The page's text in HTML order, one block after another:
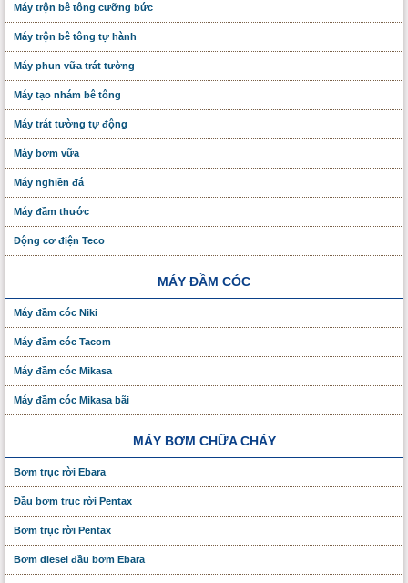
Máy trộn bê tông cưỡng bức
Máy trộn bê tông tự hành
Máy phun vữa trát tường
Máy tạo nhám bê tông
Máy trát tường tự động
Máy bơm vữa
Máy nghiền đá
Máy đầm thước
Động cơ điện Teco
MÁY ĐẦM CÓC
Máy đầm cóc Niki
Máy đầm cóc Tacom
Máy đầm cóc Mikasa
Máy đầm cóc Mikasa bãi
MÁY BƠM CHỮA CHÁY
Bơm trục rời Ebara
Đầu bơm trục rời Pentax
Bơm trục rời Pentax
Bơm diesel đầu bơm Ebara